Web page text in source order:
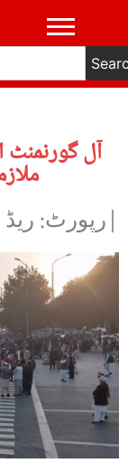
آل گورنمنٹ
|رپورٹ: ریڈ